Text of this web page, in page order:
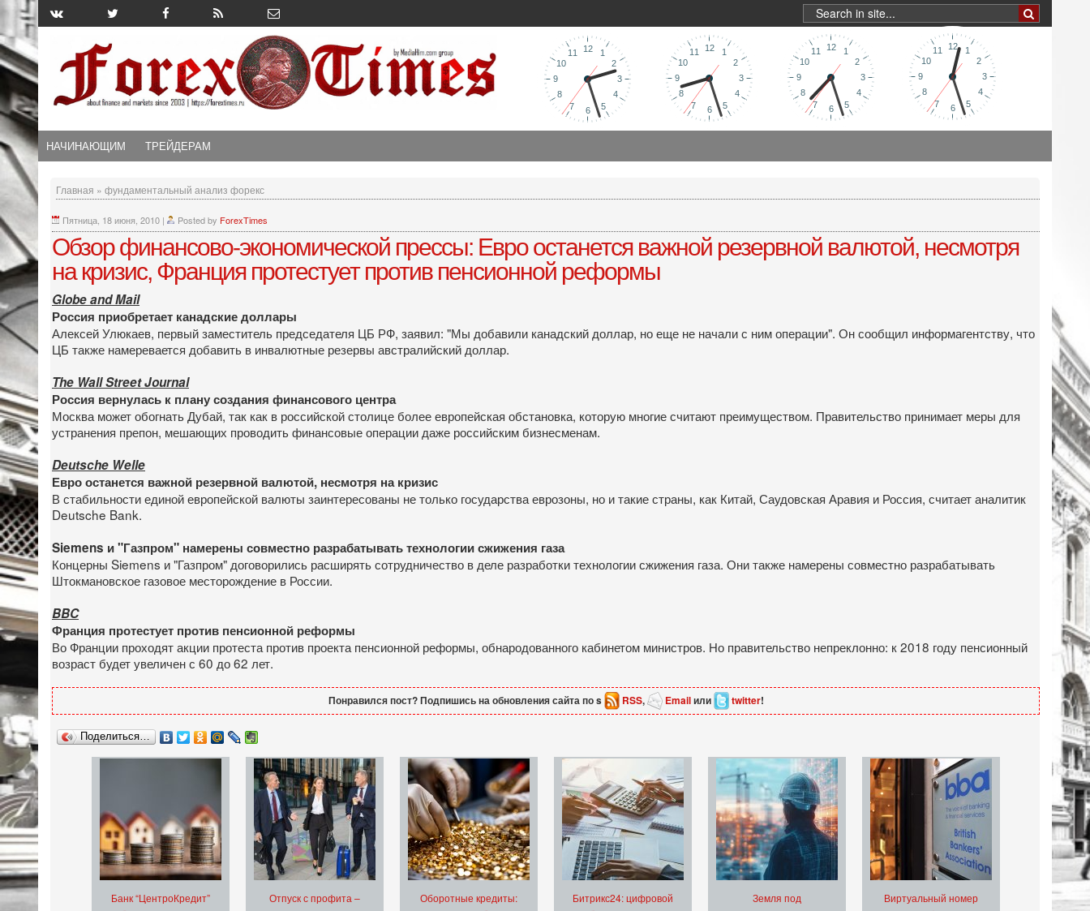
НАЧИНАЮЩИМ ТРЕЙДЕРАМ
Главная » фундаментальный анализ форекс
Пятница, 18 июня, 2010 | Posted by ForexTimes
Oбзор финансово-экономической прессы: Евро останется важной резервной валютой, несмотря
на кризис, Франция протестует против пенсионной реформы
Globe and Mail
Россия приобретает канадские доллары
Алексей Улюкаев, первый заместитель председателя ЦБ РФ, заявил: "Мы добавили канадский доллар, но еще не начали с ним операции". Он сообщил информагентству, что
ЦБ также намеревается добавить в инвалютные резервы австралийский доллар.
The Wall Street Journal
Россия вернулась к плану создания финансового центра
Москва может обогнать Дубай, так как в российской столице более европейская обстановка, которую многие считают преимуществом. Правительство принимает меры для
устранения препон, мешающих проводить финансовые операции даже российским бизнесменам.
Deutsche Welle
Евро останется важной резервной валютой, несмотря на кризис
В стабильности единой европейской валюты заинтересованы не только государства еврозоны, но и такие страны, как Китай, Саудовская Аравия и Россия, считает аналитик
Deutsche Bank.
Siemens и "Газпром" намерены совместно разрабатывать технологии сжижения газа
Концерны Siemens и "Газпром" договорились расширять сотрудничество в деле разработки технологии сжижения газа. Они также намерены совместно разрабатывать
Штокмановское газовое месторождение в России.
BBC
Франция протестует против пенсионной реформы
Во Франции проходят акции протеста против проекта пенсионной реформы, обнародованного кабинетом министров. Но правительство непреклонно: к 2018 году пенсионный
возраст будет увеличен с 60 до 62 лет.
Понравился пост? Подпишись на обновления сайта по s RSS, Emailили twitter!
Поделиться…
Банк “ЦентроКредит”
Отпуск с профита –
Оборотные кредиты:
Битрикс24: цифровой
Земля под
Виртуальный номер